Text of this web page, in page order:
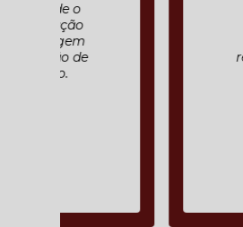
explicação
seriam
respeito pelo
satisfeito pelo
indico às